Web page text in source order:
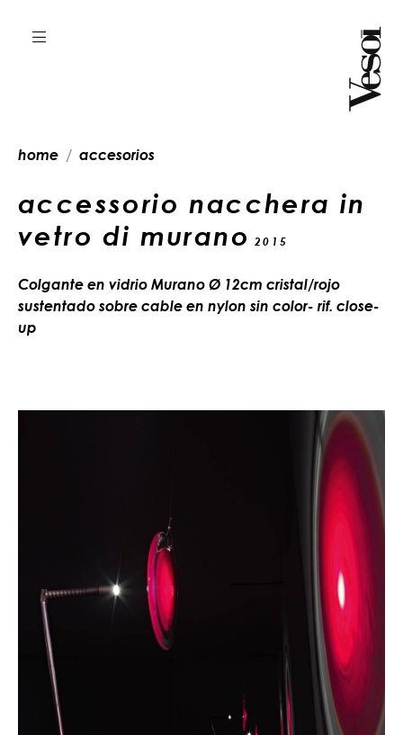
home accesorios
accessorio nacchera in
vetro di murano 2015
Colgante en vidrio Murano Ø 12cm cristal/rojo
sustentado sobre cable en nylon sin color- rif. close-
up